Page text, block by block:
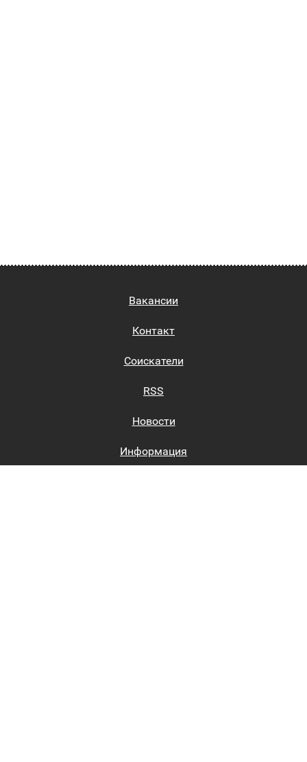
Вакансии
Контакт
Соискатели
RSS
Новости
Информация